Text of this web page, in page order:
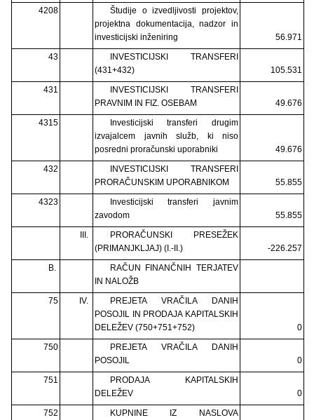
4208
Študije o izvedljivosti projektov,
projektna dokumentacija, nadzor in
investicijski inženiring
56.971
43
INVESTICIJSKI TRANSFERI
(431+432)
105.531
431
INVESTICIJSKI TRANSFERI
PRAVNIM IN FIZ. OSEBAM
49.676
4315
Investicijski transferi drugim
izvajalcem javnih služb, ki niso
posredni proračunski uporabniki
49.676
432
INVESTICIJSKI TRANSFERI
PRORAČUNSKIM UPORABNIKOM
55.855
4323
Investicijski transferi javnim
zavodom
55.855
III.
PRORAČUNSKI PRESEŽEK
(PRIMANJKLJAJ) (I.-II.)
-226.257
B.
RAČUN FINANČNIH TERJATEV
IN NALOŽB
75
IV.
PREJETA VRAČILA DANIH
POSOJIL IN PRODAJA KAPITALSKIH
DELEŽEV (750+751+752)
0
750
PREJETA VRAČILA DANIH
POSOJIL
0
751
PRODAJA KAPITALSKIH
DELEŽEV
0
752
KUPNINE IZ NASLOVA